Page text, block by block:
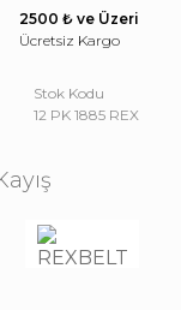
2500 ₺ ve Üzeri
Ücretsiz Kargo
Stok Kodu
12 PK 1885 REX